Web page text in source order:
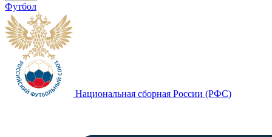
Футбол
Национальная сборная России (РФС)